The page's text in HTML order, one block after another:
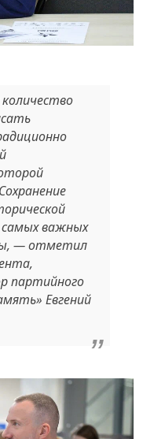
самых важных
— отметил
партийного
Евгений